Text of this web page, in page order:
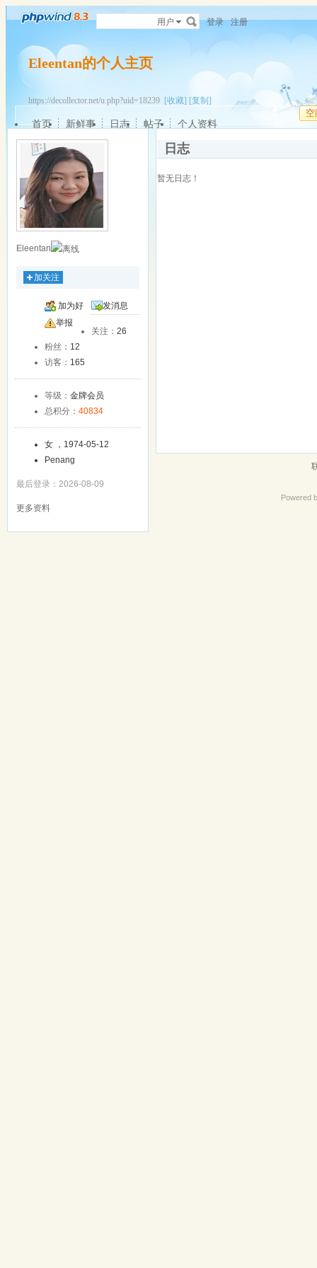
用户 登录 注册
Eleentan的个人主页
https://decollector.net/u.php?uid=18239 [收藏] [复制]
空
首页 新鲜事 日志 帖子 个人资料
Eleentan
加关注
加为好
友
发消息
举报
关注： 26
粉丝： 12
访客： 165
等级： 金牌会员
总积分： 40834
女 ，1974-05-12
Penang
最后登录：2026-08-09
更多资料
日志
暂无日志！
Powered